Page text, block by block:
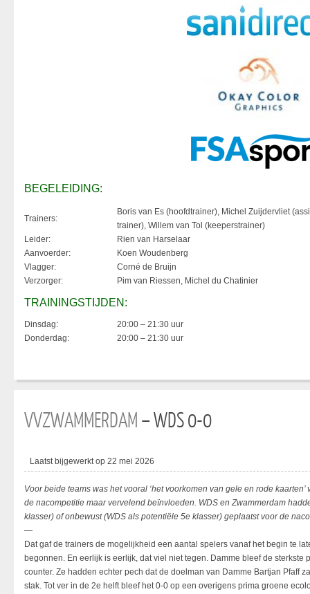
BEGELEIDING:
Trainers:
Boris van Es (hoofdtrainer), Michel Zuijdervliet
trainer), Willem van Tol (keeperstrainer)
Leider:
Rien van Harselaar
Aanvoerder:
Koen Woudenberg
Vlagger:
Corné de Bruijn
Verzorger:
Pim van Riessen, Michel du Chatinier
TRAININGSTIJDEN:
Dinsdag:
20:00 – 21:30 uur
Donderdag:
20:00 – 21:30 uur
VVZWAMMERDAM– WDS 0-0
Laatst bijgewerkt op 22 mei 2026
Voor beide teams was het vooral ‘het voorkomen van gele en rode
de nacompetitie maar vervelend beïnvloeden. WDS en Zwammerdam
klasser) of onbewust (WDS als potentiële 5e klasser) geplaatst voor de
—
Dat gaf de trainers de mogelijkheid een aantal spelers vanaf het begin te
begonnen. En eerlijk is eerlijk, dat viel niet tegen. Damme bleef de sterkste
counter. Ze hadden echter pech dat de doelman van Damme Bartjan Pfaff
stak. Tot ver in de 2e helft bleef het 0-0 op een overigens prima groene